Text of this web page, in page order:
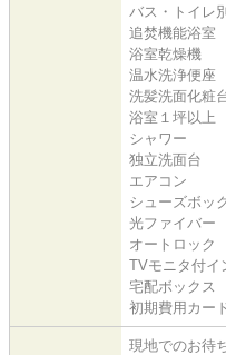
バス・トイレ
追焚機能浴室
浴室乾燥機
温水洗浄便座
洗髪洗面化粧
浴室１坪以上
シャワー
独立洗面台
エアコン
シューズボッ
光ファイバー
オートロック
TVモニタ付イ
宅配ボックス
初期費用カー
現地でのお待